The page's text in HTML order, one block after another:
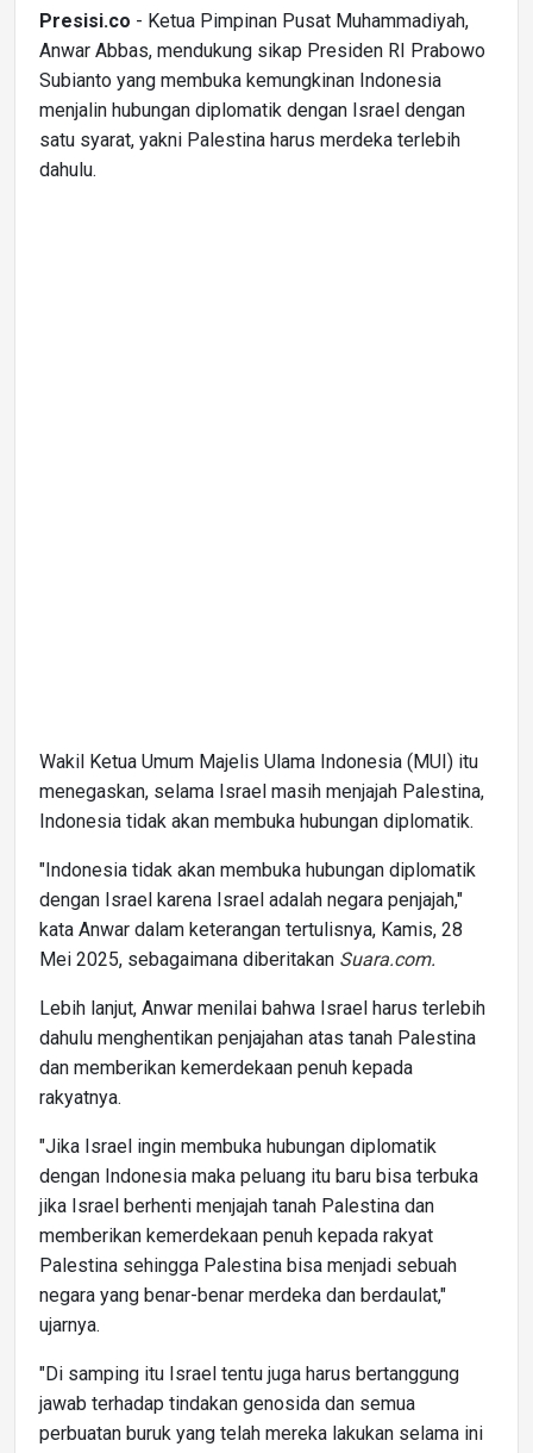
Presisi.co - Ketua Pimpinan Pusat Muhammadiyah,
Anwar Abbas, mendukung sikap Presiden RI Prabowo
Subianto yang membuka kemungkinan Indonesia
menjalin hubungan diplomatik dengan Israel dengan
satu syarat, yakni Palestina harus merdeka terlebih
dahulu.
Wakil Ketua Umum Majelis Ulama Indonesia (MUI) itu
menegaskan, selama Israel masih menjajah Palestina,
Indonesia tidak akan membuka hubungan diplomatik.
"Indonesia tidak akan membuka hubungan diplomatik
dengan Israel karena Israel adalah negara penjajah,"
kata Anwar dalam keterangan tertulisnya, Kamis, 28
Mei 2025, sebagaimana diberitakan Suara.com.
Lebih lanjut, Anwar menilai bahwa Israel harus terlebih
dahulu menghentikan penjajahan atas tanah Palestina
dan memberikan kemerdekaan penuh kepada
rakyatnya.
"Jika Israel ingin membuka hubungan diplomatik
dengan Indonesia maka peluang itu baru bisa terbuka
jika Israel berhenti menjajah tanah Palestina dan
memberikan kemerdekaan penuh kepada rakyat
Palestina sehingga Palestina bisa menjadi sebuah
negara yang benar-benar merdeka dan berdaulat,"
ujarnya.
"Di samping itu Israel tentu juga harus bertanggung
jawab terhadap tindakan genosida dan semua
perbuatan buruk yang telah mereka lakukan selama ini